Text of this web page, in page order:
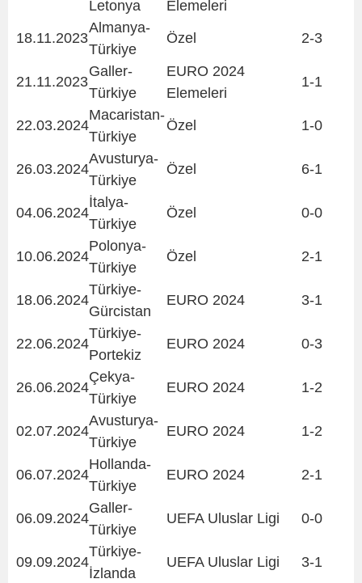
Letonya Elemeleri
18.11.2023
Almanya-
Türkiye
Özel 2-3
21.11.2023
Galler-
Türkiye
EURO 2024
Elemeleri
1-1
22.03.2024
Macaristan-
Türkiye
Özel 1-0
26.03.2024
Avusturya-
Türkiye
Özel 6-1
04.06.2024
İtalya-
Türkiye
Özel 0-0
10.06.2024
Polonya-
Türkiye
Özel 2-1
18.06.2024
Türkiye-
Gürcistan
EURO 2024 3-1
22.06.2024
Türkiye-
Portekiz
EURO 2024 0-3
26.06.2024
Çekya-
Türkiye
EURO 2024 1-2
02.07.2024
Avusturya-
Türkiye
EURO 2024 1-2
06.07.2024
Hollanda-
Türkiye
EURO 2024 2-1
06.09.2024
Galler-
Türkiye
UEFA Uluslar Ligi 0-0
09.09.2024
Türkiye-
İzlanda
UEFA Uluslar Ligi 3-1